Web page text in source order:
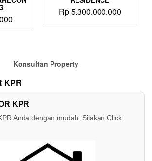
Rp5.300.000.000
Konsultan Property
KPR
KPR
Anda dengan mudah. Silakan Click